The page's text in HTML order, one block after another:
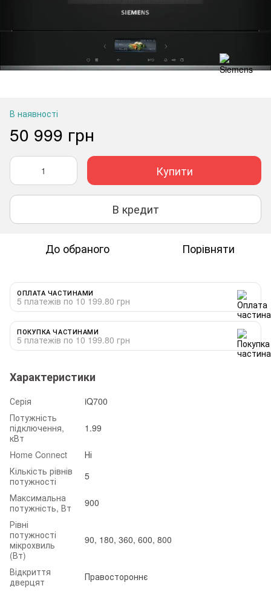
В наявності
50 999 грн
Купити
В кредит
До обраного Порівняти
ОПЛАТА ЧАСТИНАМИ
5 платежів по 10 199.80 грн
ПОКУПКА ЧАСТИНАМИ
5 платежів по 10 199.80 грн
Характеристики
Серія
iQ700
Потужність
підключення,
кВт
1.99
Home Connect
Ні
Кількість рівнів
потужності
5
Максимальна
потужність, Вт
900
Рівні
потужності
мікрохвиль
(Вт)
90, 180, 360, 600, 800
Відкриття
дверцят
Правостороннє